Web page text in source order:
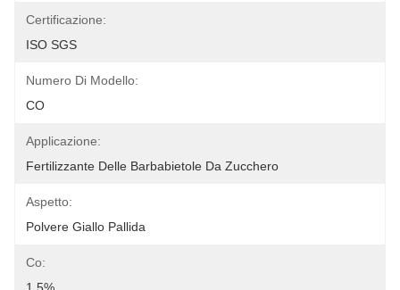
Certificazione:
ISO SGS
Numero Di Modello:
CO
Applicazione:
Fertilizzante Delle Barbabietole Da Zucchero
Aspetto:
Polvere Giallo Pallida
Co: